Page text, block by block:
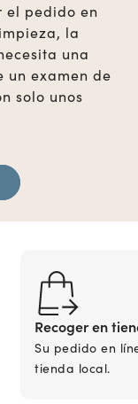
el pedido en
la
una
un examen de
solo unos
Recoger en
Su pedido en
tienda local.